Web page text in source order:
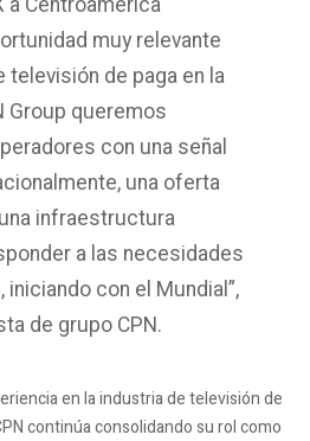
muy relevante
televisión de paga en la
Group queremos
con una señal
una oferta
infraestructura
a las necesidades
con el Mundial”,
de grupo CPN.
en la industria de televisión de
continúa consolidando su rol como